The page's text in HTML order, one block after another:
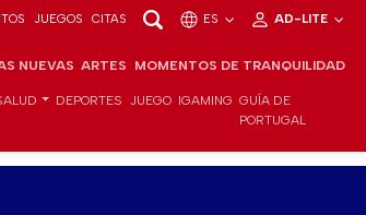
JUEGOS CITAS ES AD-LITE
NUEVAS ARTES MOMENTOS DE TRANQUILIDAD
DEPORTES JUEGO IGAMING GUÍA DE
PORTUGAL